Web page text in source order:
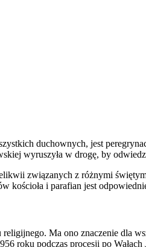
duchownych, jest
wyruszyła w drogę, by
związanych z różnymi
kościoła i parafian jest
Ma ono znaczenie dla
roku podczas procesji po